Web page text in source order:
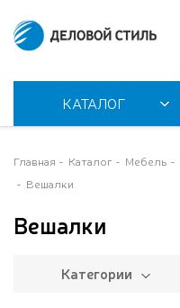
КАТАЛОГ
Главная Каталог Мебель
Вешалки
Вешалки
Категории